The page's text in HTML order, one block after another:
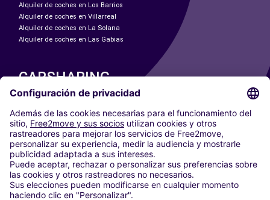
Alquiler de coches en Los Barrios
Alquiler de coches en Villarreal
Alquiler de coches en La Solana
Alquiler de coches en Las Gabias
CARSHARING
NUESTRAS CIUDADES
Paris
Madrid
Washington DC
Milán
Roma
Turín
Viena
Berlín